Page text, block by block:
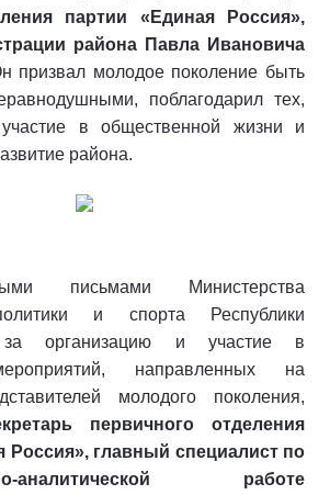
партии «Единая Россия»,
района Павла Ивановича
призвал молодое поколение быть
поблагодарил тех,
в общественной жизни и
района.
письмами Министерства
и спорта Республики
за организацию и участие в
направленных на
молодого поколения,
первичного отделения
Россия», главный специалист по
аналитической работе